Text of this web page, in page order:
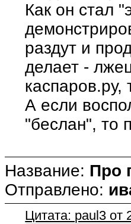
Как он стал
раздут и
делает -
А если
"беслан", то
Название: Про
Отправлено:
Цитата: paul3 от